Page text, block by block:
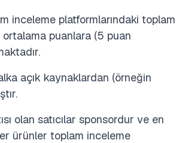
inceleme platformlarındaki toplam
ortalama puanlara (5 puan
açık kaynaklardan (örneğin
olan satıcılar sponsordur ve en
ürünler toplam inceleme